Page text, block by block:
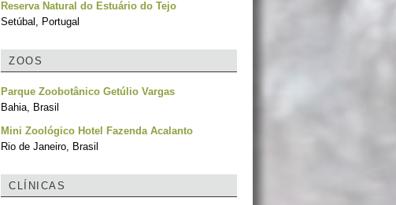
Reserva Natural do Estuário do Tejo
Setúbal, Portugal
ZOOS
Parque Zoobotânico Getúlio Vargas
Bahia, Brasil
Mini Zoológico Hotel Fazenda Acalanto
Rio de Janeiro, Brasil
CLÍNICAS